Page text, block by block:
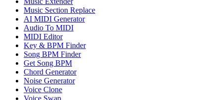
Music Section Replace
AI MIDI Generator
Audio To MIDI
MIDI Editor
Key & BPM Finder
Song BPM Finder
Get Song BPM
Chord Generator
Noise Generator
Voice Clone